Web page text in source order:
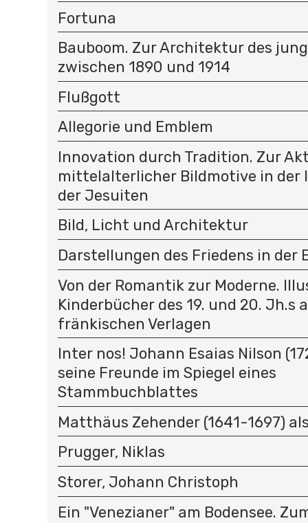
Fortuna
Bauboom. Zur Architektur des
zwischen 1890 und 1914
Flußgott
Allegorie und Emblem
Innovation durch Tradition. Zur
mittelalterlicher Bildmotive in der
der Jesuiten
Bild, Licht und Architektur
Darstellungen des Friedens in der
Von der Romantik zur Moderne.
Kinderbücher des 19. und 20. Jh.s
fränkischen Verlagen
Inter nos! Johann Esaias Nilson
seine Freunde im Spiegel eines
Stammbuchblattes
Matthäus Zehender (1641-1697)
Prugger, Niklas
Storer, Johann Christoph
Ein "Venezianer" am Bodensee.